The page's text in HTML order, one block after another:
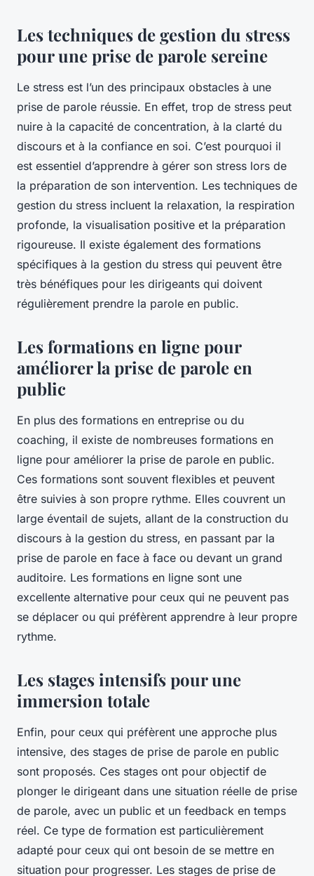
Les techniques de gestion du stress
pour une prise de parole sereine
Le stress est l’un des principaux obstacles à une
prise de parole réussie. En effet, trop de stress peut
nuire à la capacité de concentration, à la clarté du
discours et à la confiance en soi. C’est pourquoi il
est essentiel d’apprendre à gérer son stress lors de
la préparation de son intervention. Les techniques de
gestion du stress incluent la relaxation, la respiration
profonde, la visualisation positive et la préparation
rigoureuse. Il existe également des formations
spécifiques à la gestion du stress qui peuvent être
très bénéfiques pour les dirigeants qui doivent
régulièrement prendre la parole en public.
Les formations en ligne pour
améliorer la prise de parole en
public
En plus des formations en entreprise ou du
coaching, il existe de nombreuses formations en
ligne pour améliorer la prise de parole en public.
Ces formations sont souvent flexibles et peuvent
être suivies à son propre rythme. Elles couvrent un
large éventail de sujets, allant de la construction du
discours à la gestion du stress, en passant par la
prise de parole en face à face ou devant un grand
auditoire. Les formations en ligne sont une
excellente alternative pour ceux qui ne peuvent pas
se déplacer ou qui préfèrent apprendre à leur propre
rythme.
Les stages intensifs pour une
immersion totale
Enfin, pour ceux qui préfèrent une approche plus
intensive, des stages de prise de parole en public
sont proposés. Ces stages ont pour objectif de
plonger le dirigeant dans une situation réelle de prise
de parole, avec un public et un feedback en temps
réel. Ce type de formation est particulièrement
adapté pour ceux qui ont besoin de se mettre en
situation pour progresser. Les stages de prise de